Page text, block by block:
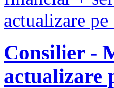
Consilier -
actualizare